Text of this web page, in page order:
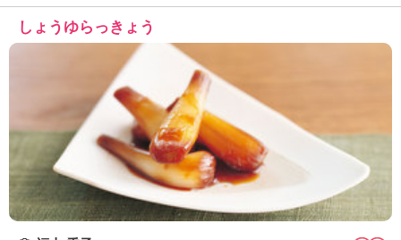
の
ょ
う
の
料
理
」
しょうゆらっきょう